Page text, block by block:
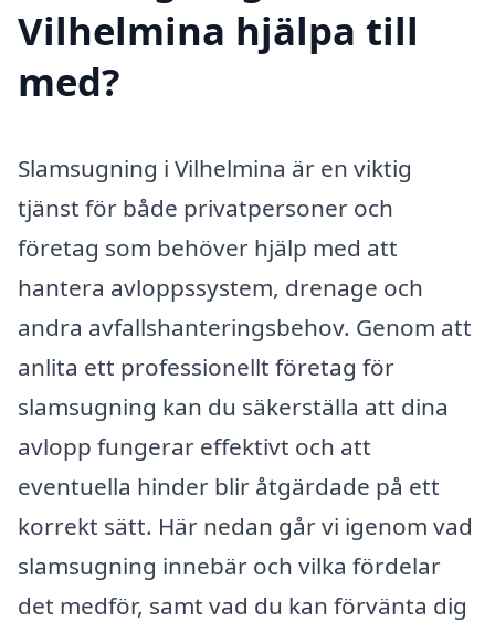
Vilhelmina hjälpa till
med?
Slamsugning i Vilhelmina är en viktig
tjänst för både privatpersoner och
företag som behöver hjälp med att
hantera avloppssystem, drenage och
andra avfallshanteringsbehov. Genom att
anlita ett professionellt företag för
slamsugning kan du säkerställa att dina
avlopp fungerar effektivt och att
eventuella hinder blir åtgärdade på ett
korrekt sätt. Här nedan går vi igenom vad
slamsugning innebär och vilka fördelar
det medför, samt vad du kan förvänta dig